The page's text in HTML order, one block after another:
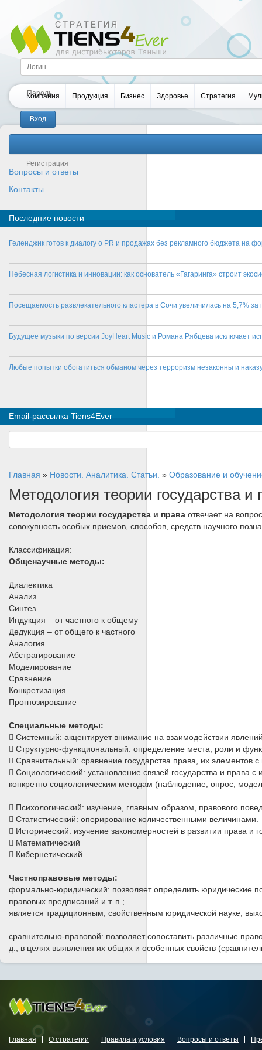
Регистрация
Компания Продукция Бизнес Здоровье Стратегия
Вопросы и ответы
Контакты
Последние новости
Геленджик готов к диалогу о PR и продажах без рекламного бюджета на
Небесная логистика и инновации: как основатель «Гагаринга» строит
Посещаемость развлекательного кластера в Сочи увеличилась на 5,7% за
Будущее музыки по версии JoyHeart Music и Романа Рябцева исключает
Любые попытки обогатиться обманом через терроризм незаконны и
Email-рассылка Tiens4Ever
Главная » Новости. Аналитика. Статьи. » Образование и
Методология теории государства и
Методология теории государства и права отвечает на
совокупность особых приемов, способов, средств научного
Классификация:
Общенаучные методы:
Диалектика
Анализ
Синтез
Индукция – от частного к общему
Дедукция – от общего к частного
Аналогия
Абстрагирование
Моделирование
Сравнение
Конкретизация
Прогнозирование
Специальные методы:
 Системный: акцентирует внимание на взаимодействии
 Структурно-функциональный: определение места, роли и
 Сравнительный: сравнение государства права, их
 Социологический: установление связей государства и
конкретно социологическим методам (наблюдение, опрос,
 Психологический: изучение, главным образом, правового
 Статистический: оперирование количественными величинами.
 Исторический: изучение закономерностей в развитии права и
 Математический
 Кибернетический
Частноправовые методы:
формально-юридический: позволяет определить юридические
правовых предписаний и т. п.;
является традиционным, свойственным юридической науке,
сравнительно-правовой: позволяет сопоставить различные
д., в целях выявления их общих и особенных свойств
Главная О стратегии Правила и условия Вопросы и ответы